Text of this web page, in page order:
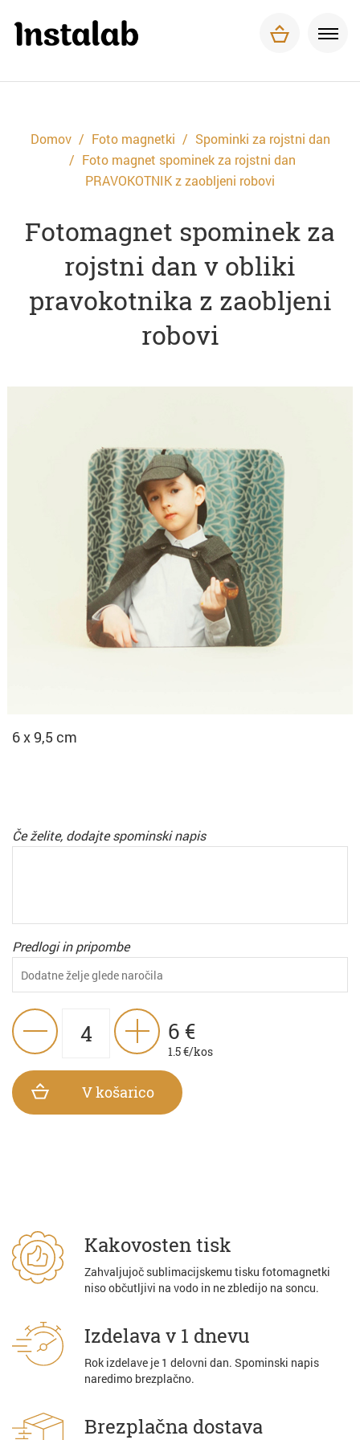
Tisk za podjetja
Dostava in plačilo
Kontakt
Domov Foto magnetki
Spominki za rojstni dan
Foto magnet spominek za rojstni dan
PRAVOKOTNIK z zaobljeni robovi
Fotomagnet spominek za
rojstni dan v obliki
pravokotnika z zaobljeni
robovi
6 x 9,5 cm
Če želite, dodajte spominski napis
Predlogi in pripombe
6 €
1.5€/kos
V košarico
Kakovosten tisk
Zahvaljujoč sublimacijskemu tisku fotomagnetki
niso občutljivi na vodo in ne zbledijo na soncu.
Izdelava v 1 dnevu
Rok izdelave je 1 delovni dan. Spominski napis
naredimo brezplačno.
Brezplačna dostava